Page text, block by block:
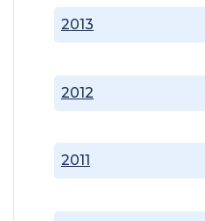
2011
2012
2013